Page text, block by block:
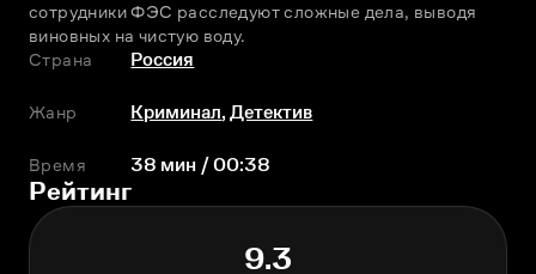
сотрудники ФЭС расследуют сложные дела, выводя
виновных на чистую воду.
Страна
Россия
Жанр Криминал,Детектив
Время 38 мин / 00:38
Рейтинг
9.3